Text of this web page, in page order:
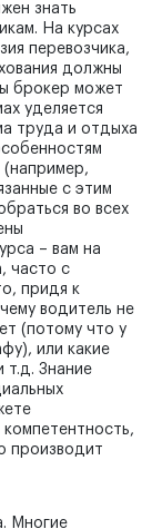
знать
На курсах
перевозчика,
должны
брокер может
уделяется
труда и отдыха
(например,
с этим
во всех
– вам на
часто с
придя к
водитель не
(потому что у
или какие
т.д. Знание
производит
Многие